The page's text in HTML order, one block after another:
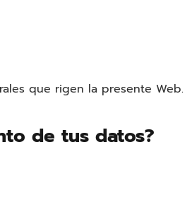
que rigen la presente Web.
de tus datos?